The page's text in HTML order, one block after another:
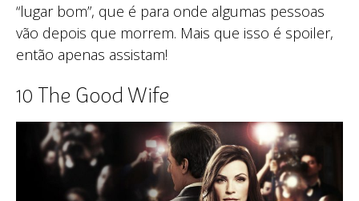
“lugar bom”, que é para onde algumas pessoas
vão depois que morrem. Mais que isso é spoiler,
então apenas assistam!
10 The Good Wife